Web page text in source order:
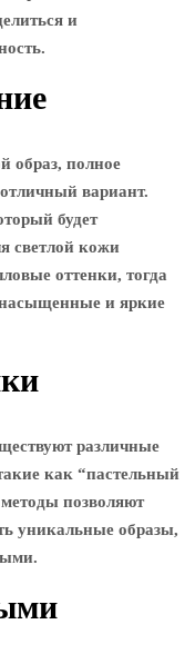
и
образ, полное
вариант.
будет
светлой кожи
оттенки, тогда
и яркие
различные
как “пастельный
позволяют
уникальные образы,